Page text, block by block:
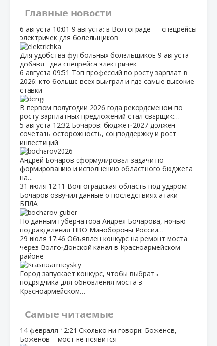
Главные новости
6 августа 10:01 9 августа: в Волгограде — спецрейсы
электричек для болельщиков
Для удобства футбольных болельщиков 9 августа
добавят два спецрейса электричек.
6 августа 09:51 Топ профессий по росту зарплат в
2026: кто больше всех выиграл и где самые высокие
ставки
В первом полугодии 2026 года рекордсменом по
росту зарплатных предложений стал сварщик:…
5 августа 12:32 Бочаров: бюджет‑2027 должен
сочетать осторожность, соцподдержку и рост
инвестиций
Андрей Бочаров сформулировал задачи по
формированию и исполнению областного бюджета
на…
31 июля 12:11 Волгоградская область под ударом:
Бочаров озвучил данные о последствиях атаки
БПЛА
По данным губернатора Андрея Бочарова, ночью
подразделения ПВО Минобороны России…
29 июля 17:46 Объявлен конкурс на ремонт моста
через Волго‑Донской канал в Красноармейском
районе
Город запускает конкурс, чтобы выбрать
подрядчика для обновления моста в
Красноармейском…
Самые читаемые
14 февраля 12:21 Сколько ни говори: Боженов,
Боженов – мост не появится